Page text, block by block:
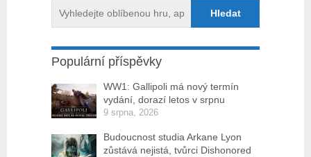
Populární příspěvky
WW1: Gallipoli má nový termín
vydání, dorazí letos v srpnu
9 srpna, 2026
Budoucnost studia Arkane Lyon
zůstává nejistá, tvůrci Dishonored